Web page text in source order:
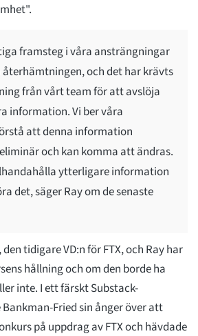
framsteg i våra ansträngningar
och det har krävts
från vårt team för att avslöja
information. Vi ber våra
att denna information
och kan komma att ändras.
ytterligare information
det, säger Ray om de senaste
, den tidigare VD:n för FTX, och Ray har
hållning och om den borde ha
inte. I ett färskt Substack-
Fried sin ånger över att
på uppdrag av FTX och hävdade